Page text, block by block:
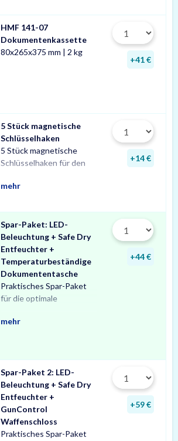
HMF 141-07
Dokumentenkassette
80x265x375 mm | 2 kg
+41 €
5 Stück magnetische
Schlüsselhaken
5 Stück magnetische
Schlüsselhaken für den
Innenraum Ihres Tresors.
Die einfache, praktische
und sichere Lösung zur
Aufbewahrung von
Schlüsseln in Ihrem
mehr
+14 €
Spar-Paket: LED-
Beleuchtung + Safe Dry
Entfeuchter +
Temperaturbeständige
Dokumententasche
Praktisches Spar-Paket
für die optimale
Ausstattung Ihres
Tresors. Das Spar-Paket
besteht aus einer X-Light
LED-Tresorbeleuchtung
mit Bewegungssensor,
einem Safe Dry
Entfeuchter für Schränke
und Tresore sowie einer
temperaturbeständigen
Dokumententasche.
Profitieren Sie von dem
unschlagbaren
mehr
+44 €
Spar-Paket 2: LED-
Beleuchtung + Safe Dry
Entfeuchter +
GunControl
Waffenschloss
Praktisches Spar-Paket
Ausstattung Ihres
Spar-Paket besteht aus
Tresorbeleuchtung mit
Safe Dry Entfeuchter für
sowie einem GunControl
Profitieren Sie von dem
+59 €